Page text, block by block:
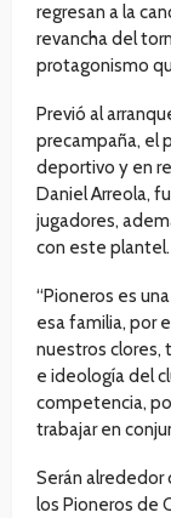
regresan a la
revancha del
protagonismo
Previó al
precampaña, el
deportivo y en
Daniel Arreola,
jugadores,
con este plantel.
“Pioneros es
esa familia, por
nuestros clores,
e ideología del
competencia,
trabajar en
Serán
los Pioneros de